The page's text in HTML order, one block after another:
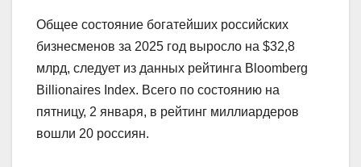
Общее состояние богатейших российских
бизнесменов за 2025 год выросло на $32,8
млрд, следует из данных рейтинга Bloomberg
Billionaires Index. Всего по состоянию на
пятницу, 2 января, в рейтинг миллиардеров
вошли 20 россиян.